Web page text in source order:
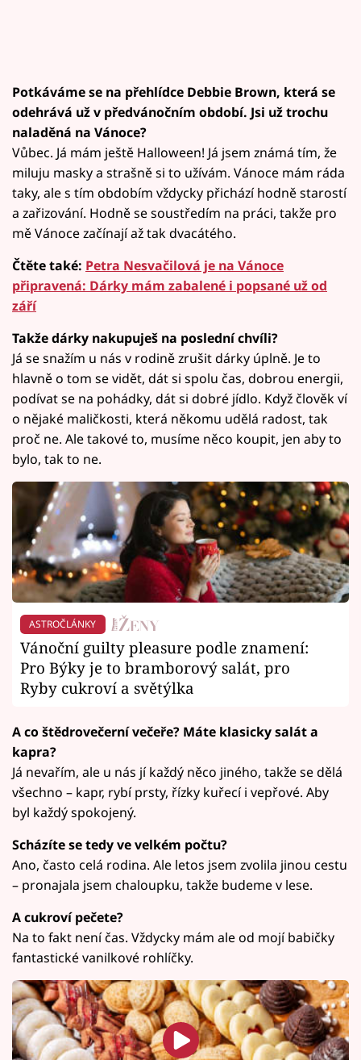
Potkáváme se na přehlídce Debbie Brown, která se
odehrává už v předvánočním období. Jsi už trochu
naladěná na Vánoce?
Vůbec. Já mám ještě Halloween! Já jsem známá tím, že
miluju masky a strašně si to užívám. Vánoce mám ráda
taky, ale s tím obdobím vždycky přichází hodně starostí
a zařizování. Hodně se soustředím na práci, takže pro
mě Vánoce začínají až tak dvacátého.
Čtěte také: Petra Nesvačilová je na Vánoce
připravená: Dárky mám zabalené i popsané už od
září
Takže dárky nakupuješ na poslední chvíli?
Já se snažím u nás v rodině zrušit dárky úplně. Je to
hlavně o tom se vidět, dát si spolu čas, dobrou energii,
podívat se na pohádky, dát si dobré jídlo. Když člověk ví
o nějaké maličkosti, která někomu udělá radost, tak
proč ne. Ale takové to, musíme něco koupit, jen aby to
bylo, tak to ne.
ASTROČLÁNKY
Vánoční guilty pleasure podle znamení:
Pro Býky je to bramborový salát, pro
Ryby cukroví a světýlka
A co štědrovečerní večeře? Máte klasicky salát a
kapra?
Já nevařím, ale u nás jí každý něco jiného, takže se dělá
všechno – kapr, rybí prsty, řízky kuřecí i vepřové. Aby
byl každý spokojený.
Scházíte se tedy ve velkém počtu?
Ano, často celá rodina. Ale letos jsem zvolila jinou cestu
– pronajala jsem chaloupku, takže budeme v lese.
A cukroví pečete?
Na to fakt není čas. Vždycky mám ale od mojí babičky
fantastické vanilkové rohlíčky.